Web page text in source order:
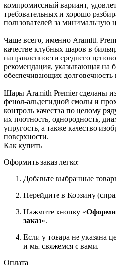
компромиссный вариант,
требовательных и хорошо
пользователей за минимальную
Чаще всего, именно Aramith
качестве клубных шаров в
направленности среднего
рекомендация, указывающая на
обеспечивающих долговечность
Шары Aramith Premier сделаны
фенол-альдегидной смолы и
контроль качества по целому
их плотность, однородность,
упругость, а также качество
поверхности.
Как купить
Оформить заказ легко:
Добавьте выбранные
Перейдите в Корзину
Нажмите кнопку «
заказ».
Если у товара не указана
и мы свяжемся с вами.
Оплата